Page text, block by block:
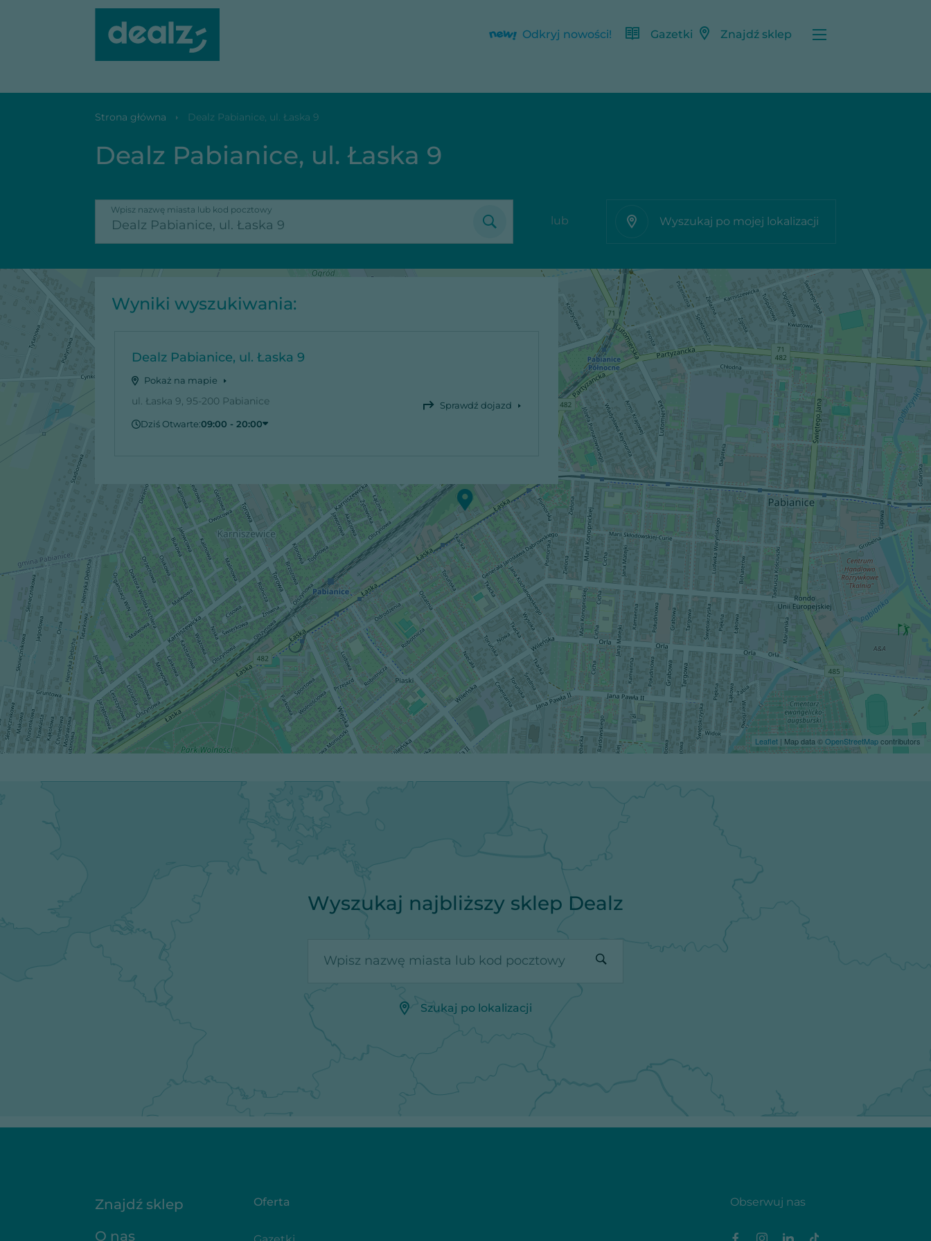
Odkryj nowości! Gazetki Znajdź sklep
Dealz Pabianice, ul. Łaska 9
Strona główna Dealz Pabianice, ul. Łaska 9
Dealz Pabianice, ul. Łaska 9
Wpisz nazwę miasta lub kod pocztowy
lub Wyszukaj po mojej lokalizacji
Wyniki wyszukiwania:
Dealz Pabianice, ul. Łaska 9
Pokaż na mapie
ul. Łaska 9, 95-200 Pabianice
Sprawdź dojazd
Dziś Otwarte:09:00 - 20:00
Niedziela
Zamknięte
Poniedziałek
09:00 - 20:00
Wtorek
09:00 - 20:00
Środa
09:00 - 20:00
Leaflet | Map data ©OpenStreetMapcontributors
Wyszukaj najbliższy sklep Dealz
Wpisz nazwę miasta lub kod pocztowy
Szukaj po lokalizacji
Znajdź sklep
O nas
Oferta Obserwuj nas